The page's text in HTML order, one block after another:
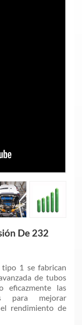
De 232
1 se fabrican
de tubos
eficazmente las
para mejorar
rendimiento de